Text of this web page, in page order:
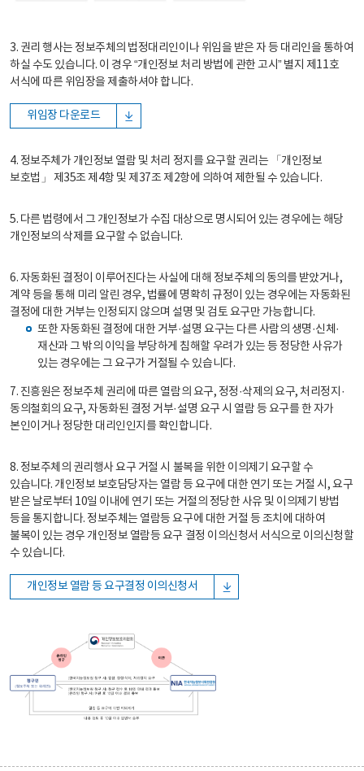
3. 권리 행사는 정보주체의 법정대리인이나 위임을 받은 자 등 대리인을 통하여
하실 수도 있습니다. 이 경우 “개인정보 처리 방법에 관한 고시” 별지 제11호
서식에 따른 위임장을 제출하셔야 합니다.
위임장 다운로드
4. 정보주체가 개인정보 열람 및 처리 정지를 요구할 권리는 「개인정보
보호법」 제35조 제4항 및 제37조 제2항에 의하여 제한될 수 있습니다.
5. 다른 법령에서 그 개인정보가 수집 대상으로 명시되어 있는 경우에는 해당
개인정보의 삭제를 요구할 수 없습니다.
6. 자동화된 결정이 이루어진다는 사실에 대해 정보주체의 동의를 받았거나,
계약 등을 통해 미리 알린 경우, 법률에 명확히 규정이 있는 경우에는 자동화된
결정에 대한 거부는 인정되지 않으며 설명 및 검토 요구만 가능합니다.
또한 자동화된 결정에 대한 거부·설명 요구는 다른 사람의 생명·신체·
재산과 그 밖의 이익을 부당하게 침해할 우려가 있는 등 정당한 사유가
있는 경우에는 그 요구가 거절될 수 있습니다.
7. 진흥원은 정보주체 권리에 따른 열람의 요구, 정정·삭제의 요구, 처리정지·
동의철회의 요구, 자동화된 결정 거부·설명 요구 시 열람 등 요구를 한 자가
본인이거나 정당한 대리인인지를 확인합니다.
8. 정보주체의 권리행사 요구 거절 시 불복을 위한 이의제기 요구할 수
있습니다. 개인정보 보호담당자는 열람 등 요구에 대한 연기 또는 거절 시, 요구
받은 날로부터 10일 이내에 연기 또는 거절의 정당한 사유 및 이의제기 방법
등을 통지합니다. 정보주체는 열람등 요구에 대한 거절 등 조치에 대하여
불복이 있는 경우 개인정보 열람등 요구 결정 이의신청서 서식으로 이의신청할
수 있습니다.
개인정보 열람 등 요구결정 이의신청서